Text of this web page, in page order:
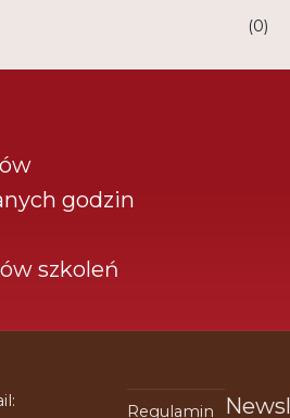
(0)
godzin
szkoleń
Regulamin